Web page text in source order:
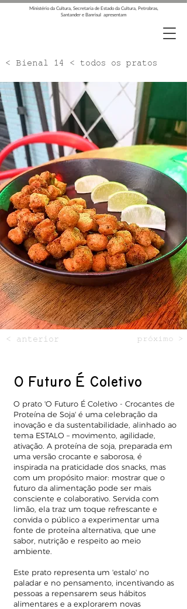
Ministério da Cultura, Secretaria de Estado da Cultura, Petrobras,
Santander e Banrisul apresentam
< Bienal 14 < todos os pratos
< anterior próximo >
O Futuro É Coletivo
O prato 'O Futuro É Coletivo - Crocantes de
Proteína de Soja' é uma celebração da
inovação e da sustentabilidade, alinhado ao
tema ESTALO – movimento, agilidade,
ativação. A proteína de soja, preparada em
uma versão crocante e saborosa, é
inspirada na praticidade dos snacks, mas
com um propósito maior: mostrar que o
futuro da alimentação pode ser mais
consciente e colaborativo. Servida com
limão, ela traz um toque refrescante e
convida o público a experimentar uma
fonte de proteína alternativa, que une
sabor, nutrição e respeito ao meio
ambiente.
Este prato representa um 'estalo' no
paladar e no pensamento, incentivando as
pessoas a repensarem seus hábitos
alimentares e a explorarem novas